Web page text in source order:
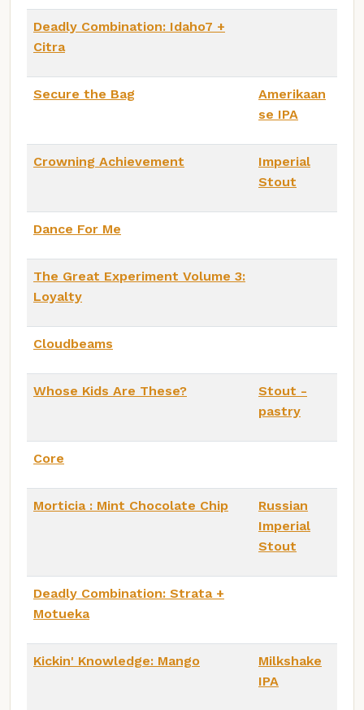
Deadly Combination: Idaho7 +
Citra
Secure the Bag
Amerikaan
se IPA
Crowning Achievement
Imperial
Stout
Dance For Me
The Great Experiment Volume 3:
Loyalty
Cloudbeams
Whose Kids Are These?
Stout -
pastry
Core
Morticia : Mint Chocolate Chip
Russian
Imperial
Stout
Deadly Combination: Strata +
Motueka
Kickin' Knowledge: Mango
Milkshake
IPA